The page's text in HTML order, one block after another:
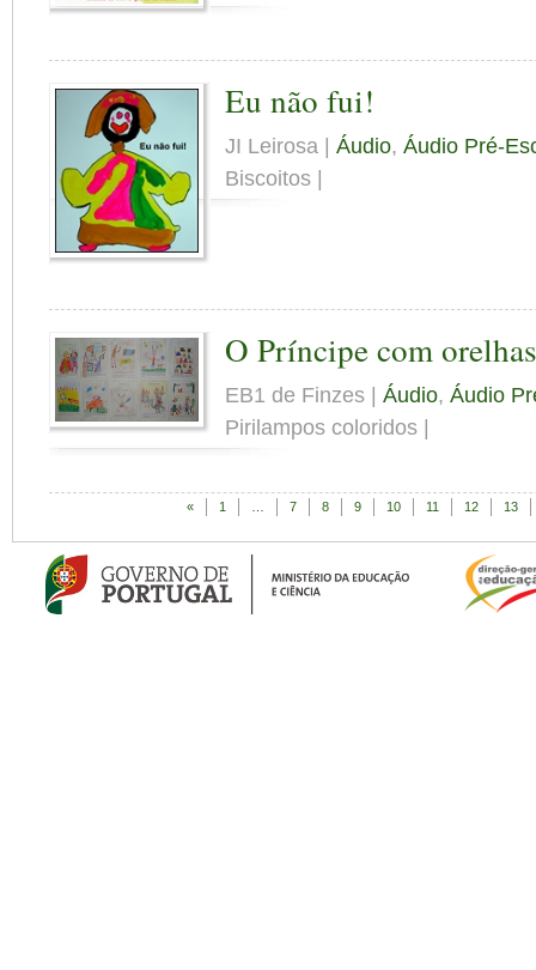
Eu não fui!
JI Leirosa |Áudio,Áudio Pré-
Biscoitos |
O Príncipe com
EB1 de Finzes |Áudio,Áudio
Pirilampos coloridos |
« 1 7 8 9 10 11 12 13